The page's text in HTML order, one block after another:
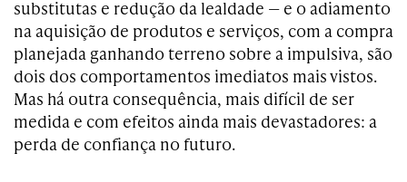
substitutas e redução da lealdade — e o adiamento
na aquisição de produtos e serviços, com a compra
planejada ganhando terreno sobre a impulsiva, são
dois dos comportamentos imediatos mais vistos.
Mas há outra consequência, mais difícil de ser
medida e com efeitos ainda mais devastadores: a
perda de confiança no futuro.